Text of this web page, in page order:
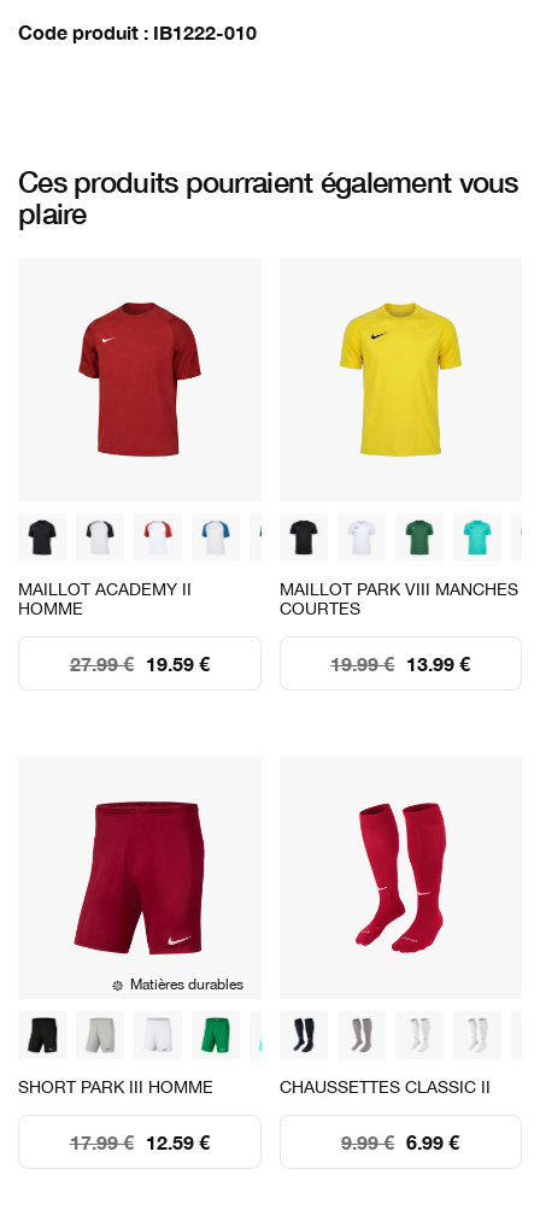
Code produit IB1222-010
Ces produits pourraient également vous
plaire
MAILLOT ACADEMY II
HOMME
19.59 €
27.99 €
MAILLOT PARK VIII MANCHES
COURTES
13.99 €
19.99 €
Matières durables
SHORT PARK III HOMME
12.59 €
17.99 €
CHAUSSETTES CLASSIC II
6.99 €
9.99 €